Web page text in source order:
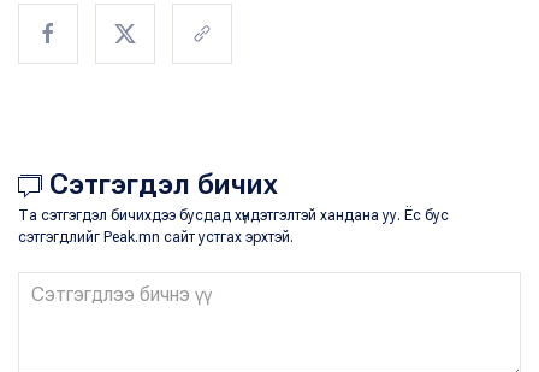
Сэтгэгдэл бичих
Та сэтгэгдэл бичихдээ бусдад хүндэтгэлтэй хандана уу. Ёс бус
сэтгэгдлийг Peak.mn сайт устгах эрхтэй.